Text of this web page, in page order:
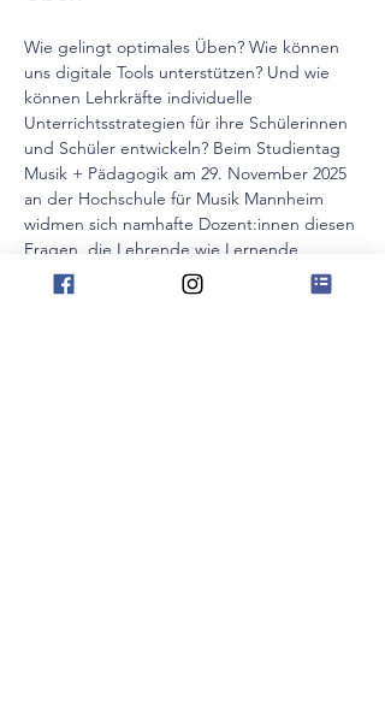
Wie gelingt optimales Üben? Wie können
uns digitale Tools unterstützen? Und wie
können Lehrkräfte individuelle
Unterrichtsstrategien für ihre Schülerinnen
und Schüler entwickeln? Beim Studientag
Musik + Pädagogik am 29. November 2025
an der Hochschule für Musik Mannheim
widmen sich namhafte Dozent:innen diesen
Fragen, die Lehrende wie Lernende
gleichermaßen herausfordern.